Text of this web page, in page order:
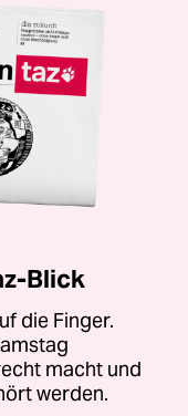
Blick
die Finger.
macht und
werden.